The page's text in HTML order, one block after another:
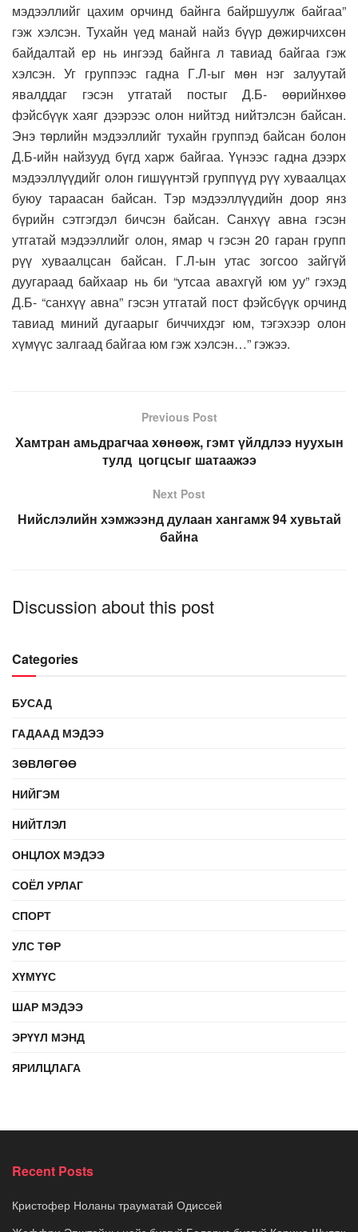
мэдээллийг цахим орчинд байнга байршуулж байгаа”
гэж хэлсэн. Тухайн үед манай найз бүүр дөжирчихсөн
байдалтай ер нь ингээд байнга л тавиад байгаа гэж
хэлсэн. Уг группээс гадна Г.Л-ыг мөн нэг залуутай
явалддаг гэсэн утгатай постыг Д.Б- өөрийнхөө
фэйсбүүк хаяг дээрээс олон нийтэд нийтэлсэн байсан.
Энэ төрлийн мэдээллийг тухайн группэд байсан болон
Д.Б-ийн найзууд бүгд харж байгаа. Үүнээс гадна дээрх
мэдээллүүдийг олон гишүүнтэй группүүд рүү хуваалцах
буюу тараасан байсан. Тэр мэдээллүүдийн доор янз
бүрийн сэтгэгдэл бичсэн байсан. Санхүү авна гэсэн
утгатай мэдээллийг олон, ямар ч гэсэн 20 гаран групп
рүү хуваалцсан байсан. Г.Л-ын утас зогсоо зайгүй
дуугараад байхаар нь би “утсаа авахгүй юм уу” гэхэд
Д.Б- “санхүү авна” гэсэн утгатай пост фэйсбүүк орчинд
тавиад миний дугаарыг биччихдэг юм, тэгэхээр олон
хүмүүс залгаад байгаа юм гэж хэлсэн…” гэжээ.
Previous Post
Хамтран амьдрагчаа хөнөөж, гэмт үйлдлээ нуухын
тулд цогцсыг шатаажээ
Next Post
Нийслэлийн хэмжээнд дулаан хангамж 94 хувьтай
байна
Discussion about this post
Categories
БУСАД
ГАДААД МЭДЭЭ
ЗӨВЛӨГӨӨ
НИЙГЭМ
НИЙТЛЭЛ
ОНЦЛОХ МЭДЭЭ
СОЁЛ УРЛАГ
СПОРТ
УЛС ТӨР
ХҮМҮҮС
ШАР МЭДЭЭ
ЭРҮҮЛ МЭНД
ЯРИЛЦЛАГА
Recent Posts
Кристофер Ноланы трауматай Одиссей